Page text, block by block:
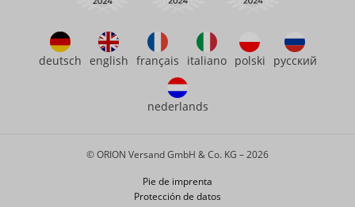
deutsch english français italiano polski русский
nederlands
Pie de imprenta
Protección de datos
© ORION Versand GmbH & Co. KG – 2026